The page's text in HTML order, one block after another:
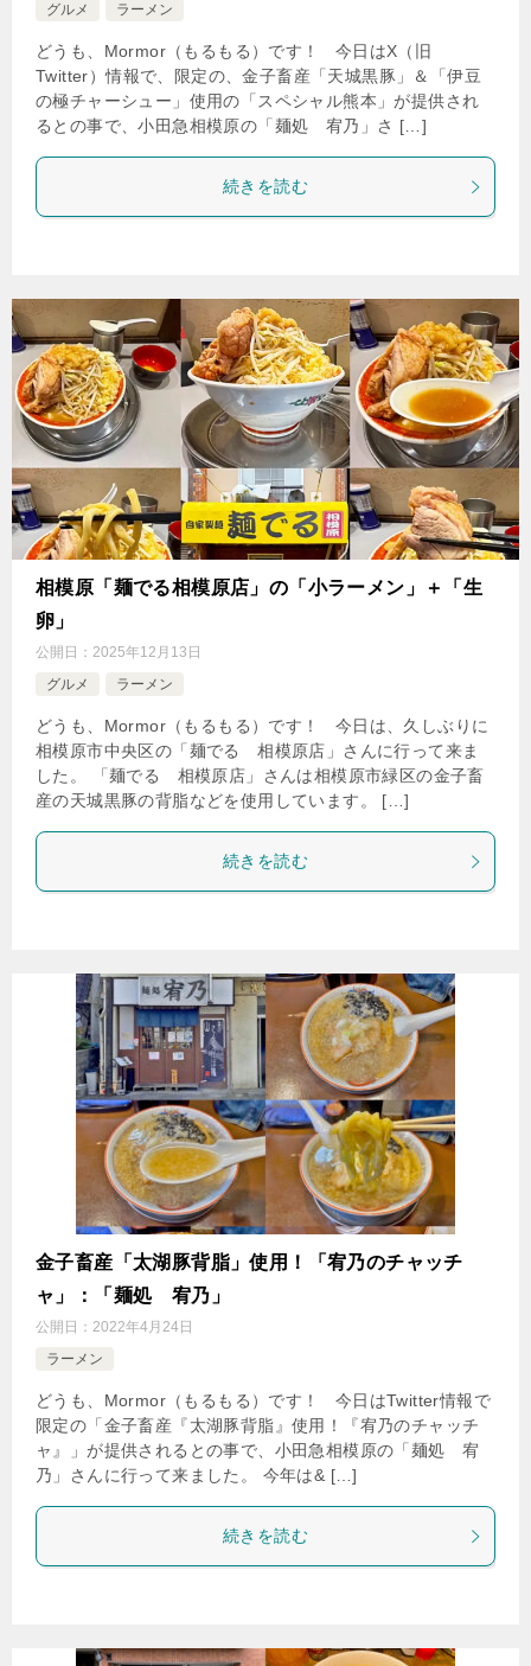
グルメ
ラーメン
どうも、Mormor（もるもる）です！ 今日はX（旧
Twitter）情報で、限定の、金子畜産「天城黒豚」＆「伊豆
の極チャーシュー」使用の「スペシャル熊本」が提供され
るとの事で、小田急相模原の「麺処 宥乃」さ […]
続きを読む
相模原「麺でる相模原店」の「小ラーメン」＋「生
卵」
公開日： 2025年12月13日
グルメ
ラーメン
どうも、Mormor（もるもる）です！ 今日は、久しぶりに
相模原市中央区の「麺でる 相模原店」さんに行って来ま
した。 「麺でる 相模原店」さんは相模原市緑区の金子畜
産の天城黒豚の背脂などを使用しています。 […]
続きを読む
金子畜産「太湖豚背脂」使用！「宥乃のチャッチ
ャ」：「麺処 宥乃」
公開日： 2022年4月24日
ラーメン
どうも、Mormor（もるもる）です！ 今日はTwitter情報で
限定の「金子畜産『太湖豚背脂』使用！『宥乃のチャッチ
ャ』」が提供されるとの事で、小田急相模原の「麺処 宥
乃」さんに行って来ました。 今年は& […]
続きを読む